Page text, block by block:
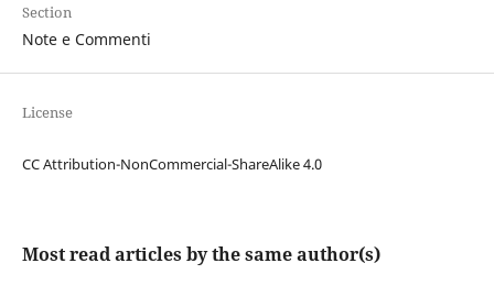
Section
Note e Commenti
License
CC Attribution-NonCommercial-ShareAlike 4.0
Most read articles by the same author(s)